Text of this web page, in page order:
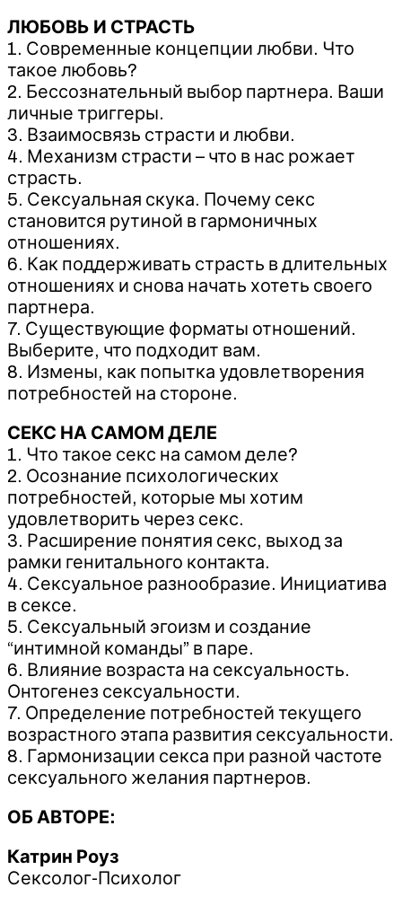
ЛЮБОВЬ И СТРАСТЬ
1. Современные концепции любви. Что
такое любовь?
2. Бессознательный выбор партнера. Ваши
личные триггеры.
3. Взаимосвязь страсти и любви.
4. Механизм страсти – что в нас рожает
страсть.
5. Сексуальная скука. Почему секс
становится рутиной в гармоничных
отношениях.
6. Как поддерживать страсть в длительных
отношениях и снова начать хотеть своего
партнера.
7. Существующие форматы отношений.
Выберите, что подходит вам.
8. Измены, как попытка удовлетворения
потребностей на стороне.
СЕКС НА САМОМ ДЕЛЕ
1. Что такое секс на самом деле?
2. Осознание психологических
потребностей, которые мы хотим
удовлетворить через секс.
3. Расширение понятия секс, выход за
рамки генитального контакта.
4. Сексуальное разнообразие. Инициатива
в сексе.
5. Сексуальный эгоизм и создание
“интимной команды” в паре.
6. Влияние возраста на сексуальность.
Онтогенез сексуальности.
7. Определение потребностей текущего
возрастного этапа развития сексуальности.
8. Гармонизации секса при разной частоте
сексуального желания партнеров.
ОБ АВТОРЕ:
Катрин Роуз
Сексолог-Психолог